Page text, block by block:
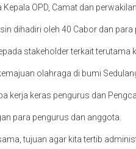
OPD, Camat dan
dihadiri oleh 40 Cabor dan para
stakeholder terkait terutama
olahraga di bumi
kerja keras pengurus dan
para pengurus dan anggota.
tujuan agar kita tertib